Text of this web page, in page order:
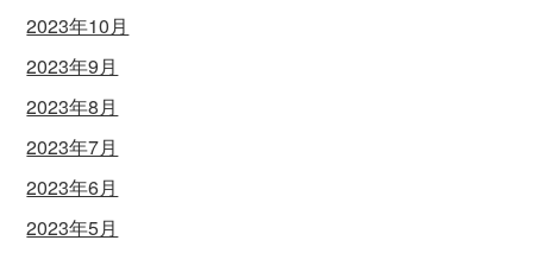
2023年10月
2023年9月
2023年8月
2023年7月
2023年6月
2023年5月